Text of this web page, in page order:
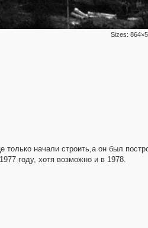
Sizes:
начали строить,а он был
году, хотя возможно и в 1978.